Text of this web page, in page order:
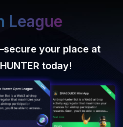
000 000 000, пры гэтым
$5 000!
ад
мільярднага запасу
млн: токенаў складае
League
your place at
today!